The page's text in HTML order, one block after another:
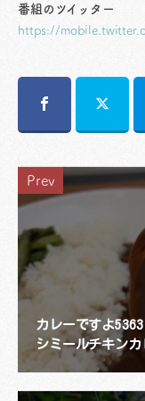
番組のツイッター
https://
Prev
カレーですよ
シミールチキンカ